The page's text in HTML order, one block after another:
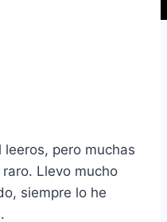
pero muchas
Llevo mucho
siempre lo he